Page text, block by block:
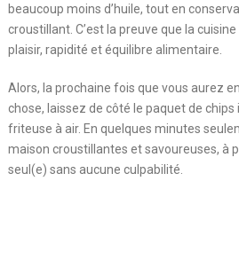
beaucoup moins d’huile, tout en
croustillant. C’est la preuve que la
plaisir, rapidité et équilibre alimentaire.
Alors, la prochaine fois que vous aurez
chose, laissez de côté le paquet de
friteuse à air. En quelques minutes
maison croustillantes et savoureuses, à
seul(e) sans aucune culpabilité.